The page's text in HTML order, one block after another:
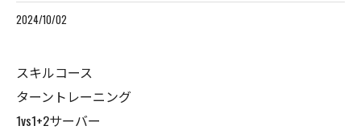
2024/10/02
スキルコース
ターントレーニング
1vs1+2サーバー